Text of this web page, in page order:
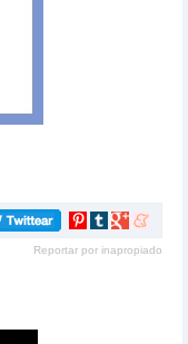
Compartir
Pinterest
Compartir
tumblr
Compartir
Google+
Compartir
meneame
Reportar por inapropiado